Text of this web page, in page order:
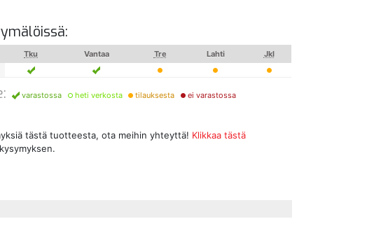
Tku Vantaa Tre Lahti Jkl
varastossa heti verkosta tilauksesta ei varastossa
tästä tuotteesta, ota meihin yhteyttä! Klikkaa tästä